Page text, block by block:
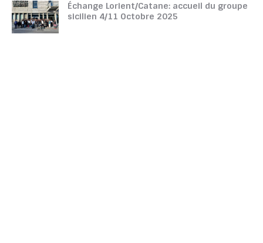
Échange Lorient/Catane: accueil du groupe
sicilien 4/11 Octobre 2025